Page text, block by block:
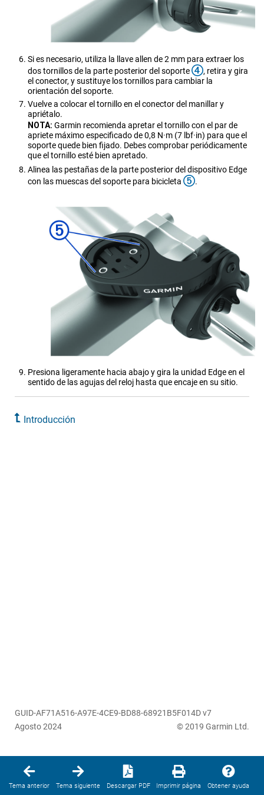
Si es necesario, utiliza la llave allen de 2 mm para extraer los
dos tornillos de la parte posterior del soporte
, retira y gira
el conector, y sustituye los tornillos para cambiar la
orientación del soporte.
Vuelve a colocar el tornillo en el conector del manillar y
apriétalo.
NOTA: Garmin recomienda apretar el tornillo con el par de
apriete máximo especificado de 0,8 N·m (7 lbf·in) para que el
soporte quede bien fijado. Debes comprobar periódicamente
que el tornillo esté bien apretado.
Alinea las pestañas de la parte posterior del dispositivo Edge
con las muescas del soporte para bicicleta
.
Presiona ligeramente hacia abajo y gira la unidad Edge en el
sentido de las agujas del reloj hasta que encaje en su sitio.
Introducción
GUID-AF71A516-A97E-4CE9-BD88-68921B5F014D v7
Agosto 2024
© 2019 Garmin Ltd.
Tema anterior Tema siguiente Descargar PDF Imprimir página Obtener ayuda